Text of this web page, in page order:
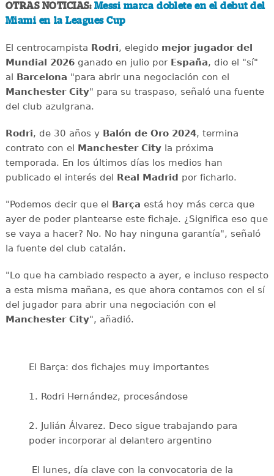
OTRAS NOTICIAS: Messi marca doblete en el debut del
Miami en la Leagues Cup
El centrocampista Rodri, elegido mejor jugador del
Mundial 2026ganado en julio por España, dio el "sí"
al Barcelona "para abrir una negociación con el
Manchester City" para su traspaso, señaló una fuente
del club azulgrana.
Rodri, de 30 años y Balón de Oro 2024, termina
contrato con el Manchester Cityla próxima
temporada. En los últimos días los medios han
publicado el interés del Real Madrid por ficharlo.
"Podemos decir que el Barça está hoy más cerca que
ayer de poder plantearse este fichaje. ¿Significa eso que
se vaya a hacer? No. No hay ninguna garantía", señaló
la fuente del club catalán.
"Lo que ha cambiado respecto a ayer, e incluso respecto
a esta misma mañana, es que ahora contamos con el sí
del jugador para abrir una negociación con el
Manchester City", añadió.
El Barça: dos fichajes muy importantes
1. Rodri Hernández, procesándose
2. Julián Álvarez. Deco sigue trabajando para
poder incorporar al delantero argentino
️ El lunes, día clave con la convocatoria de la